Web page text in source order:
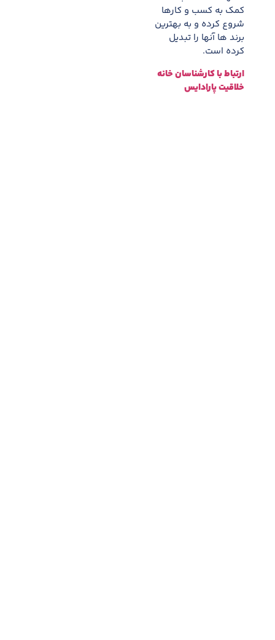
کمک به کسب و کارها
شروع کرده و به بهترین
برند ها آنها را تبدیل
کرده است.
ارتباط با کارشناسان خانه
خلاقیت پارادایس